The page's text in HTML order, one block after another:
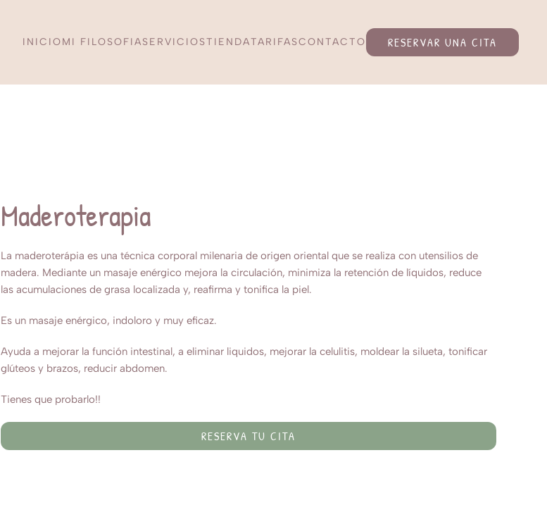
INICIOMI FILOSOFIASERVICIOSTIENDATARIFASCONTACTO RESERVAR UNA CITA
Maderoterapia
La maderoterápia es una técnica corporal milenaria de origen oriental que se realiza con utensilios de
madera. Mediante un masaje enérgico mejora la circulación, minimiza la retención de líquidos, reduce
las acumulaciones de grasa localizada y, reafirma y tonifica la piel.
Es un masaje enérgico, indoloro y muy eficaz.
Ayuda a mejorar la función intestinal, a eliminar liquidos, mejorar la celulitis, moldear la silueta, tonificar
glúteos y brazos, reducir abdomen.
Tienes que probarlo!!
RESERVA TU CITA